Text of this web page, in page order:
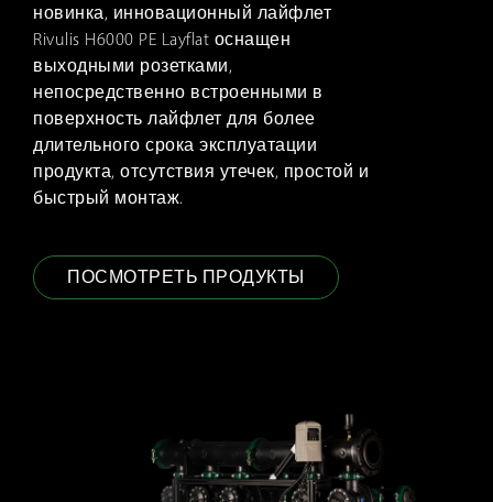
новинка, инновационный лайфлет
Rivulis H6000 PE Layflat оснащен
выходными розетками,
непосредственно встроенными в
поверхность лайфлет для более
длительного срока эксплуатации
продукта, отсутствия утечек, простой и
быстрый монтаж.
ПОСМОТРЕТЬ ПРОДУКТЫ